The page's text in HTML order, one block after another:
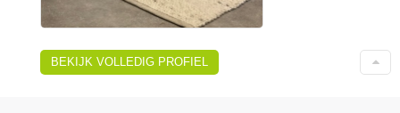
BEKIJK VOLLEDIG PROFIEL